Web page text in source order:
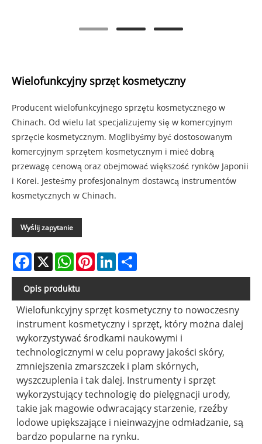
Wielofunkcyjny sprzęt kosmetyczny
Producent wielofunkcyjnego sprzętu kosmetycznego w
Chinach. Od wielu lat specjalizujemy się w komercyjnym
sprzęcie kosmetycznym. Moglibyśmy być dostosowanym
komercyjnym sprzętem kosmetycznym i mieć dobrą
przewagę cenową oraz obejmować większość rynków Japonii
i Korei. Jesteśmy profesjonalnym dostawcą instrumentów
kosmetycznych w Chinach.
Wyślij zapytanie
Facebook
X WhatsAppPinterestLinkedIn
Opis produktu
Wielofunkcyjny sprzęt kosmetyczny to nowoczesny
instrument kosmetyczny i sprzęt, który można dalej
wykorzystywać środkami naukowymi i
technologicznymi w celu poprawy jakości skóry,
zmniejszenia zmarszczek i plam skórnych,
wyszczuplenia i tak dalej. Instrumenty i sprzęt
wykorzystujący technologię do pielęgnacji urody,
takie jak magowie odwracający starzenie, rzeźby
lodowe upiększające i nieinwazyjne odmładzanie, są
bardzo popularne na rynku.